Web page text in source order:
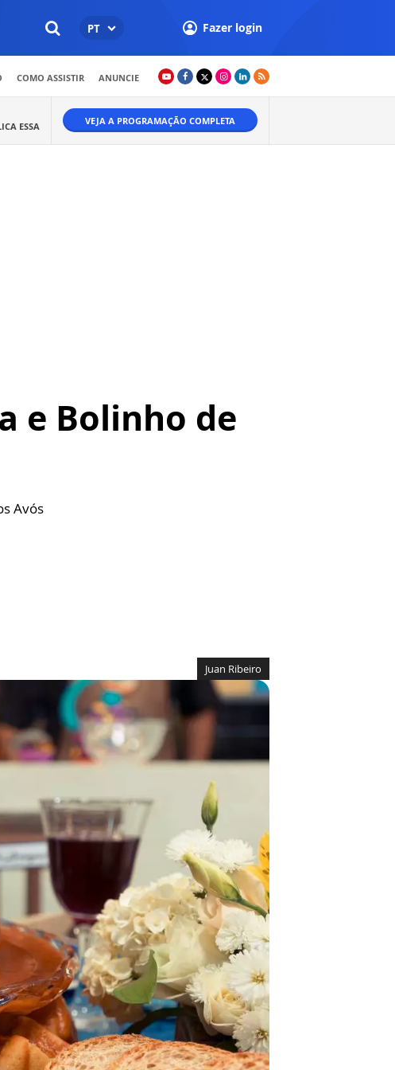
PT Fazer login
COMO ASSISTIR ANUNCIE
ESSA VEJA A PROGRAMAÇÃO COMPLETA
e Bolinho de
Avós
Juan Ribeiro